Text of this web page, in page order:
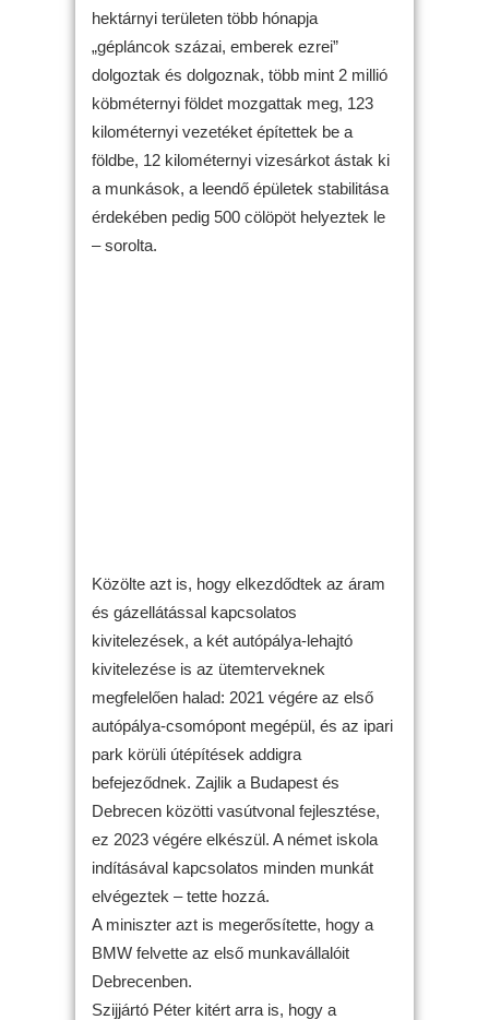
hektárnyi területen több hónapja
„gépláncok százai, emberek ezrei”
dolgoztak és dolgoznak, több mint 2 millió
köbméternyi földet mozgattak meg, 123
kilométernyi vezetéket építettek be a
földbe, 12 kilométernyi vizesárkot ástak ki
a munkások, a leendő épületek stabilitása
érdekében pedig 500 cölöpöt helyeztek le
– sorolta.
Közölte azt is, hogy elkezdődtek az áram
és gázellátással kapcsolatos
kivitelezések, a két autópálya-lehajtó
kivitelezése is az ütemterveknek
megfelelően halad: 2021 végére az első
autópálya-csomópont megépül, és az ipari
park körüli útépítések addigra
befejeződnek. Zajlik a Budapest és
Debrecen közötti vasútvonal fejlesztése,
ez 2023 végére elkészül. A német iskola
indításával kapcsolatos minden munkát
elvégeztek – tette hozzá.
A miniszter azt is megerősítette, hogy a
BMW felvette az első munkavállalóit
Debrecenben.
Szijjártó Péter kitért arra is, hogy a